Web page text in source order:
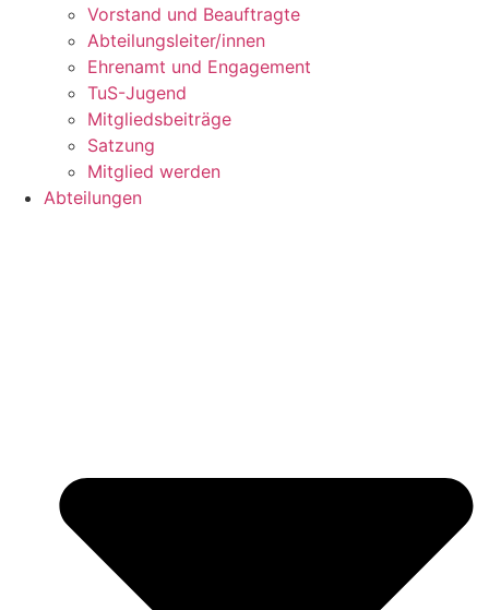
Vorstand und Beauftragte
Abteilungsleiter/innen
Ehrenamt und Engagement
TuS-Jugend
Mitgliedsbeiträge
Satzung
Mitglied werden
Abteilungen